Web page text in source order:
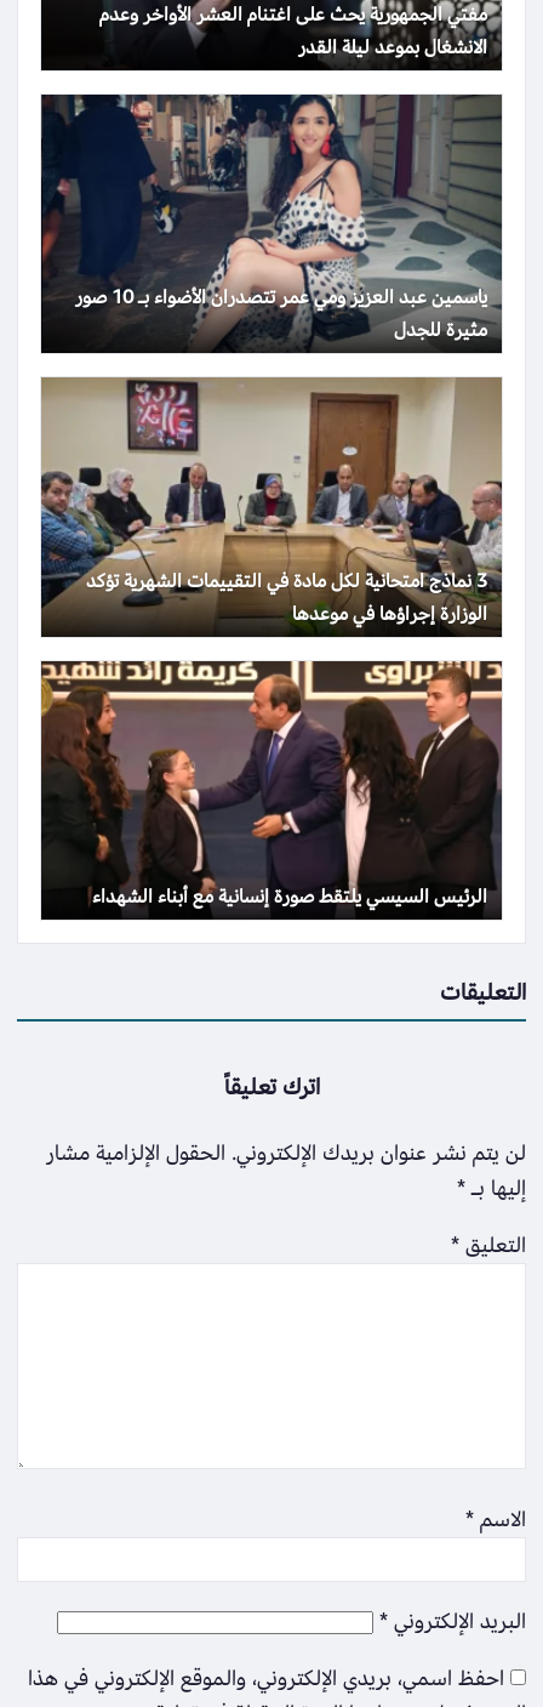
مفتي الجمهورية يحث على اغتنام العشر الأواخر وعدم
الانشغال بموعد ليلة القدر
ياسمين عبد العزيز ومي عمر تتصدران الأضواء بـ 10 صور
مثيرة للجدل
3 نماذج امتحانية لكل مادة في التقييمات الشهرية تؤكد
الوزارة إجراؤها في موعدها
الرئيس السيسي يلتقط صورة إنسانية مع أبناء الشهداء
التعليقات
اترك تعليقاً
لن يتم نشر عنوان بريدك الإلكتروني. الحقول الإلزامية مشار
إليها بـ*
التعليق*
الاسم*
البريد الإلكتروني*
احفظ اسمي، بريدي الإلكتروني، والموقع الإلكتروني في هذا